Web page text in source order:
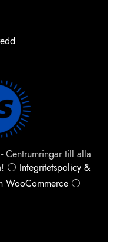
- Centrumringar till alla
⚪ Integritetspolicy &
WooCommerce ⚪